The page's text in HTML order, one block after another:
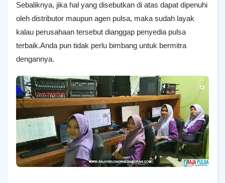
Sebaliknya, jika hal yang disebutkan di atas dapat dipenuhi
oleh distributor maupun agen pulsa, maka sudah layak
kalau perusahaan tersebut dianggap penyedia pulsa
terbaik.Anda pun tidak perlu bimbang untuk bermitra
dengannya.